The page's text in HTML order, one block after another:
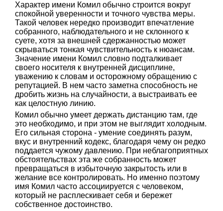
Характер имени Комил обычно строится вокруг
спокойной уверенности и точного чувства меры.
Такой человек нередко производит впечатление
собранного, наблюдательного и не склонного к
суете, хотя за внешней сдержанностью может
скрываться тонкая чувствительность к нюансам.
Значение имени Комил словно подталкивает
своего носителя к внутренней дисциплине,
уважению к словам и осторожному обращению с
репутацией. В нем часто заметна способность не
дробить жизнь на случайности, а выстраивать ее
как целостную линию.
Комил обычно умеет держать дистанцию там, где
это необходимо, и при этом не выглядит холодным.
Его сильная сторона - умение соединять разум,
вкус и внутренний кодекс, благодаря чему он редко
поддается чужому давлению. При неблагоприятных
обстоятельствах эта же собранность может
превращаться в избыточную закрытость или в
желание все контролировать. Но именно поэтому
имя Комил часто ассоциируется с человеком,
который не расплескивает себя и бережет
собственное достоинство.